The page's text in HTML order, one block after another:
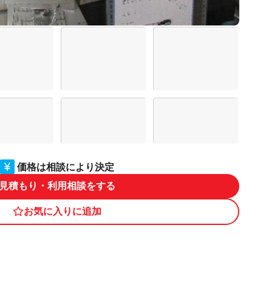
価格は相談により決定
見積もり・利用相談をする
お気に入りに追加